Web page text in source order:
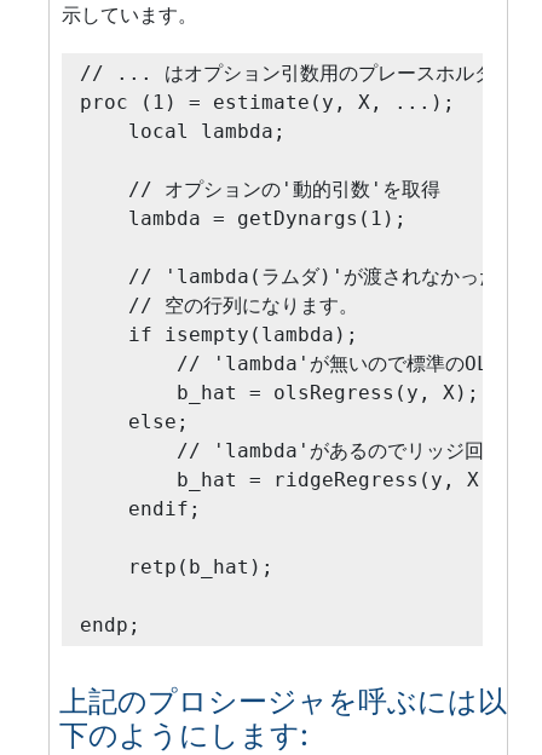
示しています。
// ... はオプション引数用のプレースホルダー
proc (1) = estimate(y, X, ...);
    local lambda;
    // オプションの'動的引数'を取得
    lambda = getDynargs(1);
// 'lambda(ラムダ)'が渡されなかった場
    // 空の行列になります。
    if isempty(lambda);
// 'lambda'が無いので標準のOLSを実
        b_hat = olsRegress(y, X);
    else;
// 'lambda'があるのでリッジ回帰を実
b_hat = ridgeRegress(y, X,
    endif;
    retp(b_hat);
endp;
上記のプロシージャを呼ぶには以
下のようにします: